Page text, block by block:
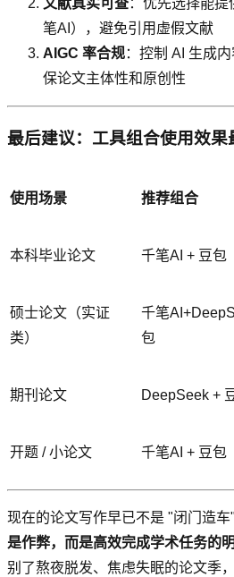
文献真实可查：优先选择能
笔AI），避免引用虚假文献
AIGC 率合规：控制 AI 生成
保论文主体性和原创性
最后建议：工具组合使用效果
使用场景 推荐组合
本科毕业论文 千笔AI + 豆包
硕士论文（实证
类）
千笔
包
期刊论文 DeepSeek +
开题 / 小论文 千笔AI + 豆包
现在的论文写作早已不是 "闭门造车"
是作弊，而是高效完成学术任务的
别了熬夜脱发、焦虑失眠的论文季